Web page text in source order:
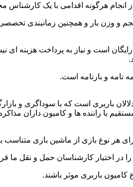
انجام هرگونه اقدامی با یک
و وزن بار و همچنین زمانبندی
است و نیاز به پرداخت هزینه ای
نامه و بارنامه است.
باربری است که با سوداگری و
ها و کامیون داران مذاکره
نوع باری از ماشین باری متناسب
کارشناسان حمل و نقل ما قرار
کامیون باربری موثر باشند.